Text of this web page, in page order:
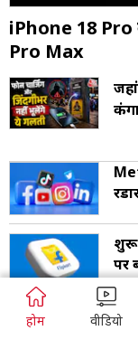
iPhone 18 Pro
Pro Max
शुरू
पर
होम वीडियो